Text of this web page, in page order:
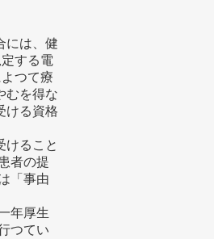
には、健
する電
つて療
むを得な
ける資格
けること
者の提
「事由
年厚生
つてい